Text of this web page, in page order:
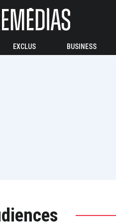
EXCLUS BUSINESS